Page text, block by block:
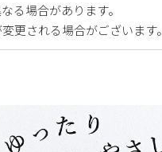
る場合があります。
更される場合がございます。